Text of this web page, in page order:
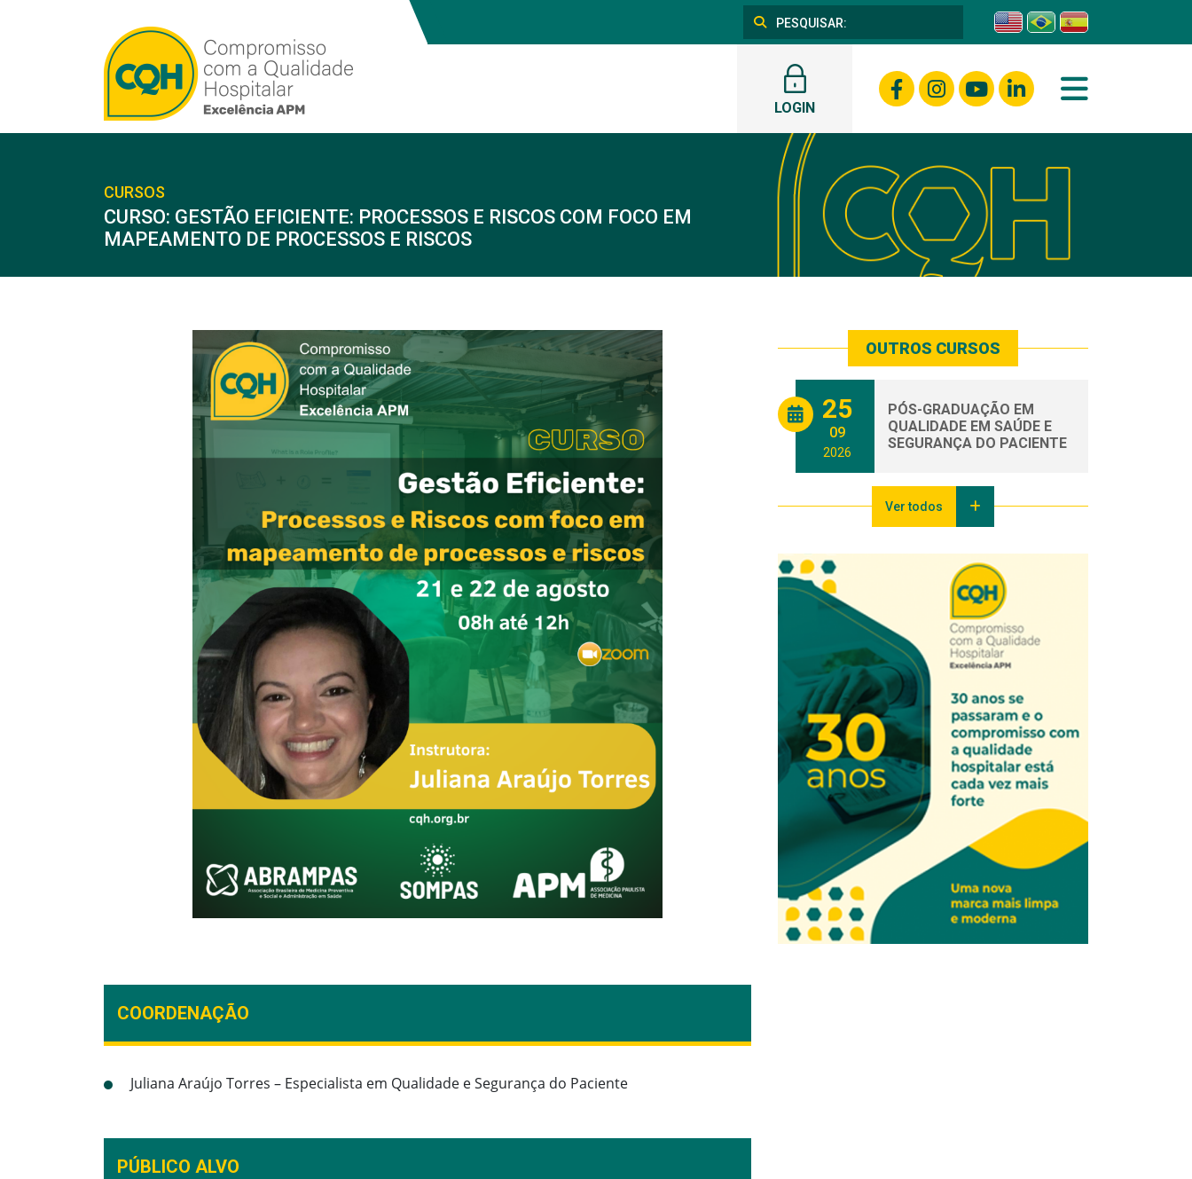
LOGIN
CURSOS
CURSO: GESTÃO EFICIENTE: PROCESSOS E RISCOS COM FOCO EM
MAPEAMENTO DE PROCESSOS E RISCOS
COORDENAÇÃO
Juliana Araújo Torres – Especialista em Qualidade e Segurança do Paciente
PÚBLICO ALVO
OUTROS CURSOS
25
09
2026
PÓS-GRADUAÇÃO EM
QUALIDADE EM SAÚDE E
SEGURANÇA DO PACIENTE
Ver todos